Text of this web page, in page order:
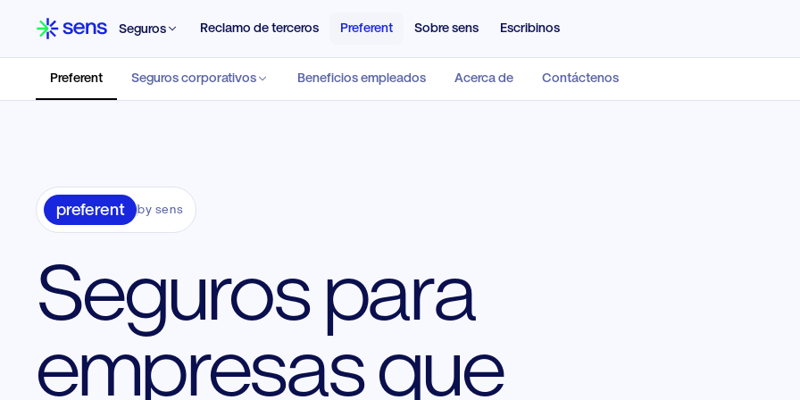
Seguros Reclamo de terceros Preferent Sobre sens Escribinos
Preferent Seguros corporativos Beneficios empleados Acerca de Contáctenos
Granizo, maquinaria, agricultura y cadena de
comercialización.
puntuales.
productos.
preferent by sens
Seguros para
empresas que